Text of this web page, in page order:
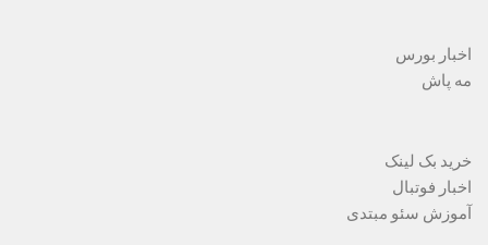
اخبار بورس
مه پاش
خرید بک لینک
اخبار فوتبال
آموزش سئو مبتدی